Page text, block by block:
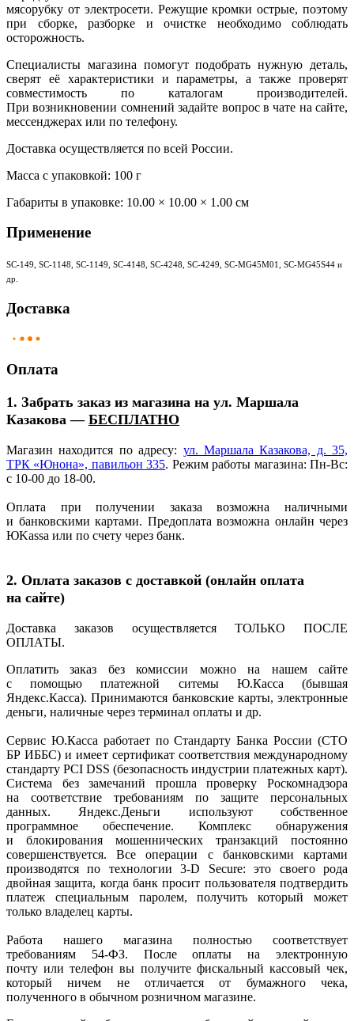
мясорубку от электросети. Режущие кромки острые, поэтому
при сборке, разборке и очистке необходимо соблюдать
осторожность.
Специалисты магазина помогут подобрать нужную деталь,
сверят её характеристики и параметры, а также проверят
совместимость по каталогам производителей.
При возникновении сомнений задайте вопрос в чате на сайте,
мессенджерах или по телефону.
Доставка осуществляется по всей России.
Масса с упаковкой: 100 г
Габариты в упаковке: 10.00 × 10.00 × 1.00 см
Применение
SC-149, SC-1148, SC-1149, SC-4148, SC-4248, SC-4249, SC-MG45M01, SC-MG45S44 и
др.
Доставка
Оплата
1. Забрать заказ из магазина на ул. Маршала
Казакова — БЕСПЛАТНО
Магазин находится по адресу: ул. Маршала Казакова, д. 35,
ТРК «Юнона», павильон 335. Режим работы магазина: Пн-Вс:
с 10-00 до 18-00.
Оплата при получении заказа возможна наличными
и банковскими картами. Предоплата возможна онлайн через
ЮKassa или по счету через банк.
2. Оплата заказов с доставкой (онлайн оплата
на сайте)
Доставка заказов осуществляется ТОЛЬКО ПОСЛЕ
ОПЛАТЫ.
Оплатить заказ без комиссии можно на нашем сайте
с помощью платежной ситемы Ю.Касса
(бывшая
Яндекс.Касса). Принимаются банковские карты, электронные
деньги, наличные через терминал оплаты и др.
Сервис Ю.Касса работает по Стандарту Банка России (СТО
БР ИББС) и имеет сертификат соответствия международному
стандарту PCI DSS (безопасность индустрии платежных карт).
Система без замечаний прошла проверку Роскомнадзора
на соответствие требованиям по защите персональных
данных. Яндекс.Деньги используют собственное
программное обеспечение. Комплекс обнаружения
и блокирования мошеннических транзакций постоянно
совершенствуется. Все операции с банковскими картами
производятся по технологии 3-D Secure: это своего рода
двойная защита, когда банк просит пользователя подтвердить
платеж специальным паролем, получить который может
только владелец карты.
Работа нашего магазина полностью соответствует
требованиям 54-ФЗ. После оплаты на электронную
почту или телефон вы получите фискальный кассовый чек,
который ничем не отличается от бумажного чека,
полученного в обычном розничном магазине.